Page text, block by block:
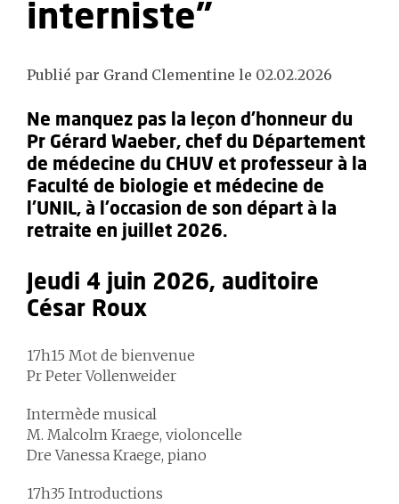
interniste"
Publié par Grand Clementine le 02.02.2026
Ne manquez pas la leçon d'honneur du
Pr Gérard Waeber, chef du Département
de médecine du CHUV et professeur à la
Faculté de biologie et médecine de
l’UNIL, à l'occasion de son départ à la
retraite en juillet 2026.
Jeudi 4 juin 2026, auditoire
César Roux
17h15 Mot de bienvenue
Pr Peter Vollenweider
Intermède musical
M. Malcolm Kraege, violoncelle
Dre Vanessa Kraege, piano
17h35 Introductions